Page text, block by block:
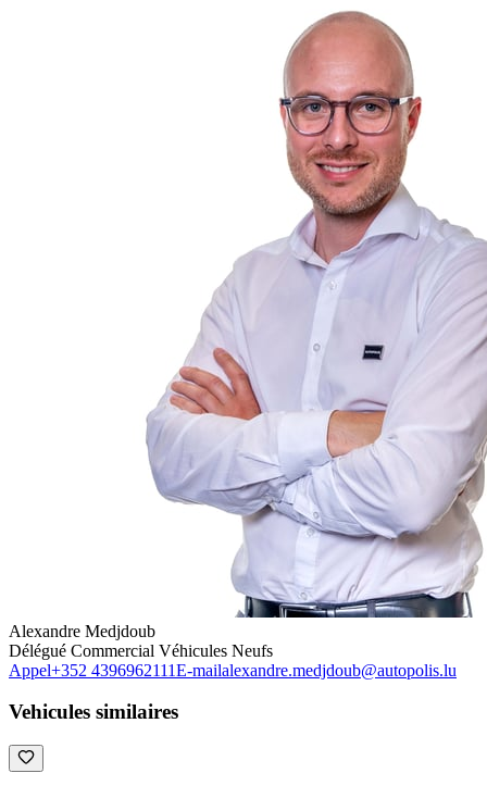
Alexandre Medjdoub
Délégué Commercial Véhicules Neufs
Appel+352 4396962111E-mailalexandre.medjdoub@autopolis.lu
Vehicules similaires